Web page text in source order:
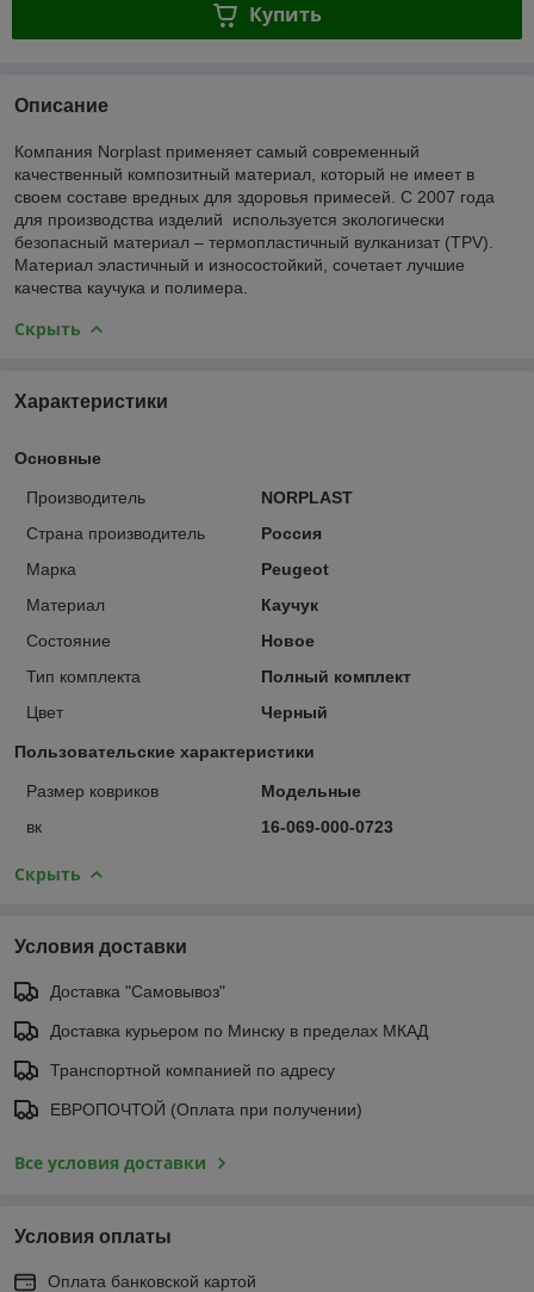
Купить
Описание
Компания Norplast применяет самый современный
качественный композитный материал, который не имеет в
своем составе вредных для здоровья примесей. С 2007 года
для производства изделий используется экологически
безопасный материал – термопластичный вулканизат (TPV).
Материал эластичный и износостойкий, сочетает лучшие
качества каучука и полимера.
Скрыть
Характеристики
Основные
Производитель
NORPLAST
Страна производитель
Россия
Марка
Peugeot
Материал
Каучук
Состояние
Новое
Тип комплекта
Полный комплект
Цвет
Черный
Пользовательские характеристики
Размер ковриков
Модельные
вк
16-069-000-0723
Скрыть
Условия доставки
Доставка "Самовывоз"
Доставка курьером по Минску в пределах МКАД
Транспортной компанией по адресу
ЕВРОПОЧТОЙ (Оплата при получении)
Все условия доставки
Условия оплаты
Оплата банковской картой